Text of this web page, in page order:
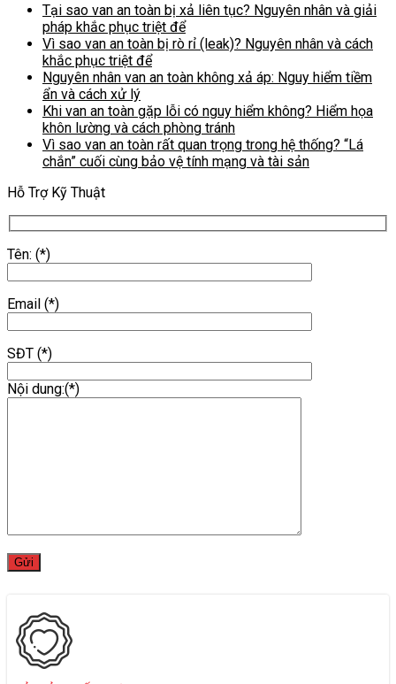
Tại sao van an toàn bị xả liên tục? Nguyên nhân và giải
pháp khắc phục triệt để
Vì sao van an toàn bị rò rỉ (leak)? Nguyên nhân và cách
khắc phục triệt để
Nguyên nhân van an toàn không xả áp: Nguy hiểm tiềm
ẩn và cách xử lý
Khi van an toàn gặp lỗi có nguy hiểm không? Hiểm họa
khôn lường và cách phòng tránh
Vì sao van an toàn rất quan trọng trong hệ thống? “Lá
chắn” cuối cùng bảo vệ tính mạng và tài sản
Hỗ Trợ Kỹ Thuật
Tên: (*)
Email (*)
SĐT (*)
Nội dung:(*)